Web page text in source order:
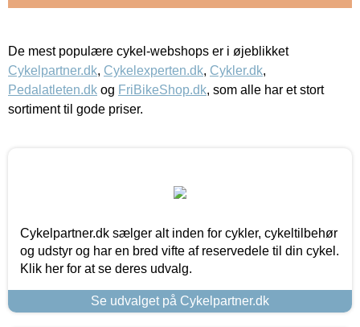
De mest populære cykel-webshops er i øjeblikket
Cykelpartner.dk, Cykelexperten.dk, Cykler.dk,
Pedalatleten.dk og FriBikeShop.dk, som alle har et stort
sortiment til gode priser.
Cykelpartner.dk sælger alt inden for cykler, cykeltilbehør
og udstyr og har en bred vifte af reservedele til din cykel.
Klik her for at se deres udvalg.
Se udvalget på Cykelpartner.dk